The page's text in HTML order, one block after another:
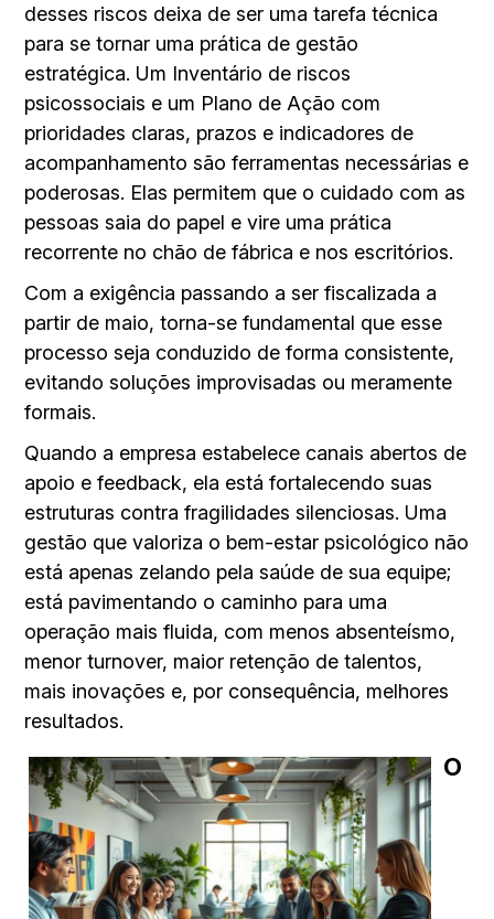
desses riscos deixa de ser uma tarefa técnica
para se tornar uma prática de gestão
estratégica. Um Inventário de riscos
psicossociais e um Plano de Ação com
prioridades claras, prazos e indicadores de
acompanhamento são ferramentas necessárias e
poderosas. Elas permitem que o cuidado com as
pessoas saia do papel e vire uma prática
recorrente no chão de fábrica e nos escritórios.
Com a exigência passando a ser fiscalizada a
partir de maio, torna-se fundamental que esse
processo seja conduzido de forma consistente,
evitando soluções improvisadas ou meramente
formais.
Quando a empresa estabelece canais abertos de
apoio e feedback, ela está fortalecendo suas
estruturas contra fragilidades silenciosas. Uma
gestão que valoriza o bem-estar psicológico não
está apenas zelando pela saúde de sua equipe;
está pavimentando o caminho para uma
operação mais fluida, com menos absenteísmo,
menor turnover, maior retenção de talentos,
mais inovações e, por consequência, melhores
resultados.
O